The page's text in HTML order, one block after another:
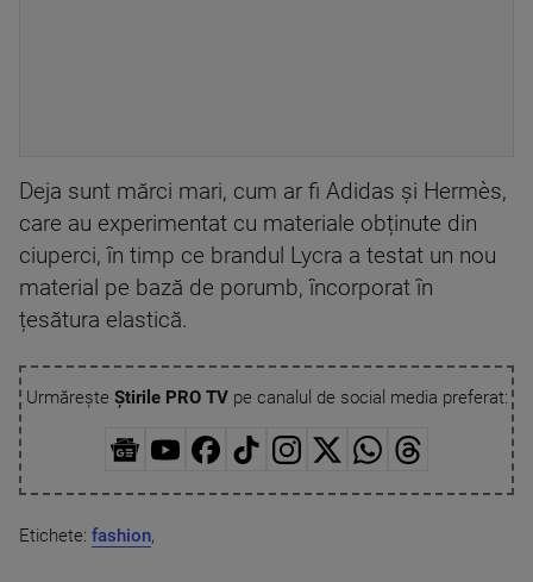
Deja sunt mărci mari, cum ar fi Adidas și Hermès,
care au experimentat cu materiale obținute din
ciuperci, în timp ce brandul Lycra a testat un nou
material pe bază de porumb, încorporat în
țesătura elastică.
Urmărește Știrile PRO TVpe canalul de social media preferat:
Etichete: fashion,